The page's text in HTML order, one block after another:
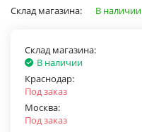
Склад магазина: В наличии
Склад магазина:
В наличии
Краснодар:
Под заказ
Москва:
Под заказ